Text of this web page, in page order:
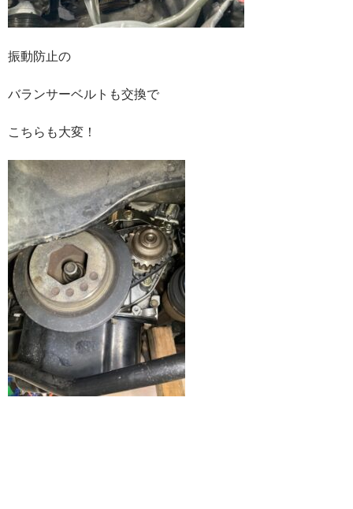
振動防止の
バランサーベルトも交換で
こちらも大変！